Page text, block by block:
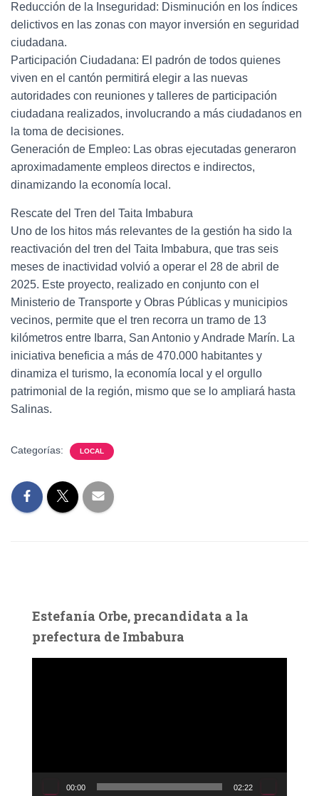
Reducción de la Inseguridad: Disminución en los índices
delictivos en las zonas con mayor inversión en seguridad
ciudadana.
Participación Ciudadana: El padrón de todos quienes
viven en el cantón permitirá elegir a las nuevas
autoridades con reuniones y talleres de participación
ciudadana realizados, involucrando a más ciudadanos en
la toma de decisiones.
Generación de Empleo: Las obras ejecutadas generaron
aproximadamente empleos directos e indirectos,
dinamizando la economía local.
Rescate del Tren del Taita Imbabura
Uno de los hitos más relevantes de la gestión ha sido la
reactivación del tren del Taita Imbabura, que tras seis
meses de inactividad volvió a operar el 28 de abril de
2025. Este proyecto, realizado en conjunto con el
Ministerio de Transporte y Obras Públicas y municipios
vecinos, permite que el tren recorra un tramo de 13
kilómetros entre Ibarra, San Antonio y Andrade Marín. La
iniciativa beneficia a más de 470.000 habitantes y
dinamiza el turismo, la economía local y el orgullo
patrimonial de la región, mismo que se lo ampliará hasta
Salinas.
Categorías: LOCAL
Estefanía Orbe, precandidata a la
prefectura de Imbabura
c
00:00 02:22